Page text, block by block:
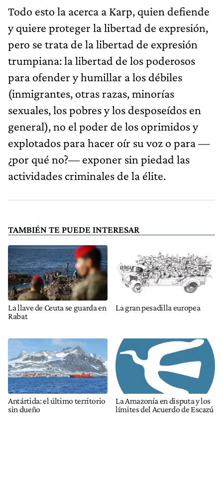
Todo esto la acerca a Karp, quien defiende
y quiere proteger la libertad de expresión,
pero se trata de la libertad de expresión
trumpiana: la libertad de los poderosos
para ofender y humillar a los débiles
(inmigrantes, otras razas, minorías
sexuales, los pobres y los desposeídos en
general), no el poder de los oprimidos y
explotados para hacer oír su voz o para —
¿por qué no?— exponer sin piedad las
actividades criminales de la élite.
TAMBIÉN TE PUEDE INTERESAR
La llave de Ceuta se guarda en
Rabat
La gran pesadilla europea
Antártida: el último territorio
sin dueño
La Amazonía en disputa y los
límites del Acuerdo de Escazú